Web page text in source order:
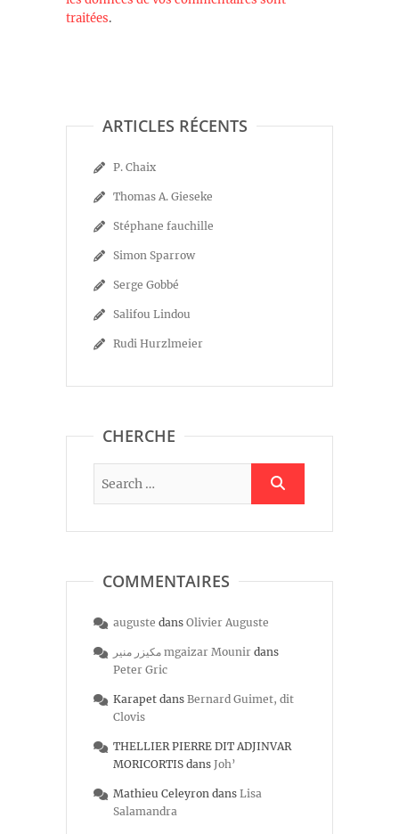
traitées.
ARTICLES RÉCENTS
P. Chaix
Thomas A. Gieseke
Stéphane fauchille
Simon Sparrow
Serge Gobbé
Salifou Lindou
Rudi Hurzlmeier
CHERCHE
COMMENTAIRES
auguste dans Olivier Auguste
مكيزر منير mgaizar Mounir dans
Peter Gric
Karapet dans Bernard Guimet, dit
Clovis
THELLIER PIERRE DIT ADJINVAR
MORICORTIS dans Joh’
Mathieu Celeyron dans Lisa
Salamandra